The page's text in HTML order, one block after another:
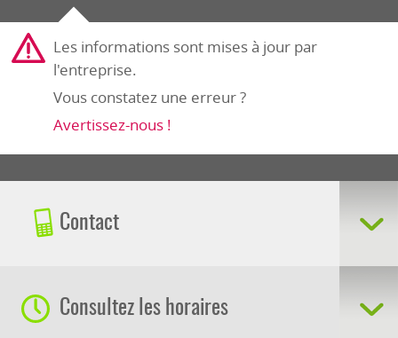
Les informations sont mises à jour par
l'entreprise.
Vous constatez une erreur ?
Avertissez-nous !
Contact
Consultez les horaires